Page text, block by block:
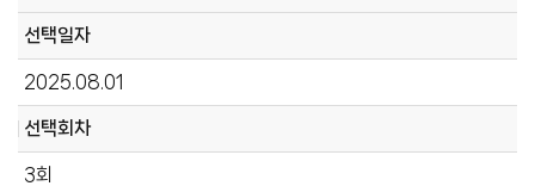
선택일자
2025.08.01
선택회차
3회